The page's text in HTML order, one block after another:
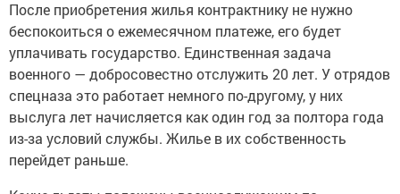
После приобретения жилья контрактнику не нужно
беспокоиться о ежемесячном платеже, его будет
уплачивать государство. Единственная задача
военного — добросовестно отслужить 20 лет. У отрядов
спецназа это работает немного по-другому, у них
выслуга лет начисляется как один год за полтора года
из-за условий службы. Жилье в их собственность
перейдет раньше.